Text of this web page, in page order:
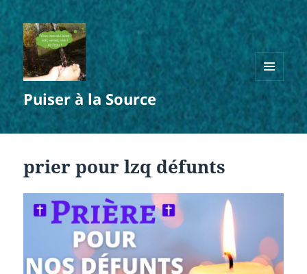
Puiser à la Source
MENU
ET
WIDGETS
prier pour lzq défunts